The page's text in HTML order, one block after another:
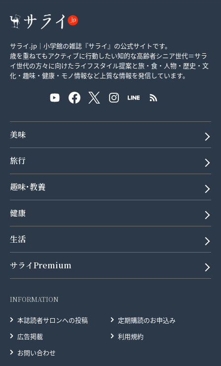
サライ.jp｜小学館の雑誌『サライ』の公式サイトです。
歳を重ねてもアクティブに行動したい知的な高齢者シニア世代＝サラ
イ世代の方々に向けたライフスタイル提案と旅・食・人物・歴史・文
化・趣味・健康・モノ情報など上質な情報を発信しています。
美味
旅行
趣味･教養
健康
生活
サライPremium
INFORMATION
本誌読者サロンへの投稿
定期購読のお申込み
広告掲載
利用規約
お問い合わせ